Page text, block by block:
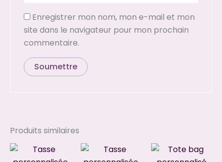
Enregistrer mon nom, mon e-mail et mon
site dans le navigateur pour mon prochain
commentaire.
Produits similaires